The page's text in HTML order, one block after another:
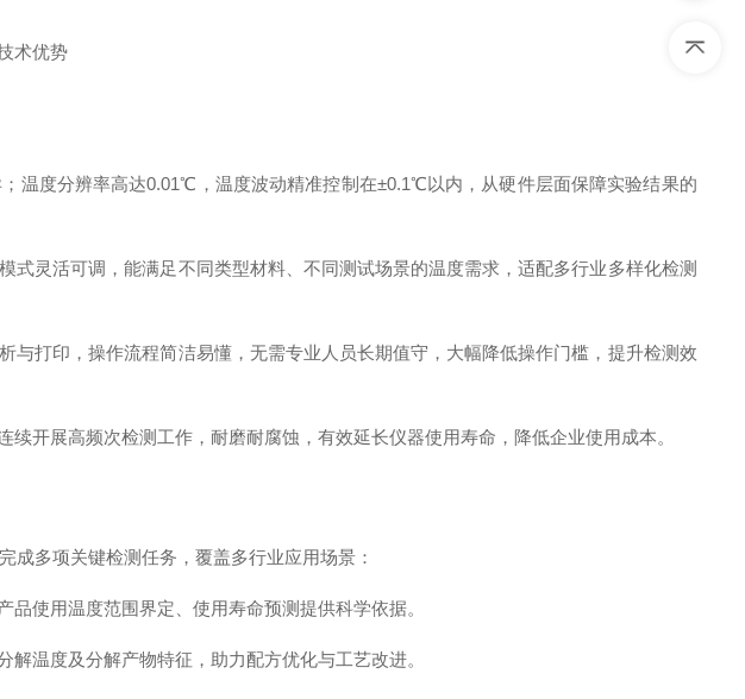
温度分辨率高达0.01℃，温度波动精准控制在±0.1℃以内，从硬件层面保障实验结果的
灵活可调，能满足不同类型材料、不同测试场景的温度需求，适配多行业多样化检测
打印，操作流程简洁易懂，无需专业人员长期值守，大幅降低操作门槛，提升检测效
开展高频次检测工作，耐磨耐腐蚀，有效延长仪器使用寿命，降低企业使用成本。
成多项关键检测任务，覆盖多行业应用场景：
使用温度范围界定、使用寿命预测提供科学依据。
温度及分解产物特征，助力配方优化与工艺改进。